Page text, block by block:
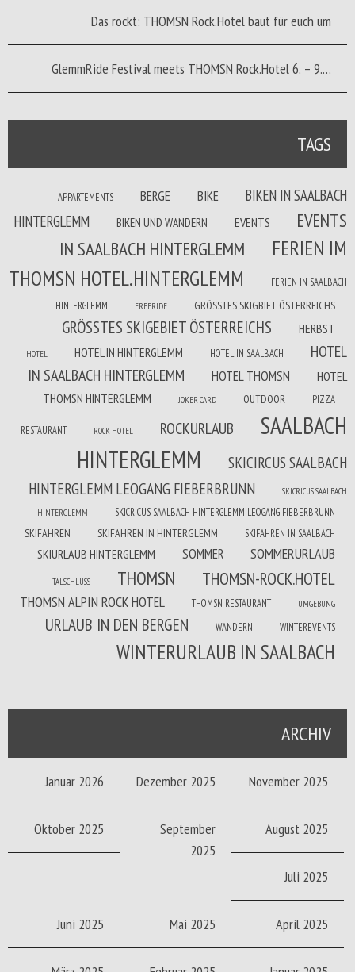
Das rockt: THOMSN Rock.Hotel baut für euch um
GlemmRide Festival meets THOMSN Rock.Hotel 6. – 9.…
TAGS
APPARTEMENTS BERGE BIKE
BIKEN IN SAALBACH
HINTERGLEMM
BIKEN UND WANDERN EVENTS
EVENTS
IN SAALBACH HINTERGLEMM
FERIEN IM
THOMSN HOTEL.HINTERGLEMM
FERIEN IN SAALBACH
HINTERGLEMM
FREERIDE GRÖSSTES SKIGBIET ÖSTERREICHS
GRÖSSTES SKIGEBIET ÖSTERREICHS HERBST
HOTEL HOTEL IN HINTERGLEMM HOTEL IN SAALBACH
HOTEL
IN SAALBACH HINTERGLEMM
HOTEL THOMSN
HOTEL
THOMSN HINTERGLEMM
JOKER CARD OUTDOOR PIZZA
RESTAURANT ROCK HOTEL ROCKURLAUB
SAALBACH
HINTERGLEMM
SKICIRCUS SAALBACH
HINTERGLEMM LEOGANG FIEBERBRUNN
SKICRICUS SAALBACH
HINTERGLEMM
SKICRICUS SAALBACH HINTERGLEMM LEOGANG FIEBERBRUNN
SKIFAHREN SKIFAHREN IN HINTERGLEMM SKIFAHREN IN SAALBACH
SKIURLAUB HINTERGLEMM SOMMER SOMMERURLAUB
TALSCHLUSS THOMSN THOMSN-ROCK.HOTEL
THOMSN ALPIN ROCK HOTEL THOMSN RESTAURANT UMGEBUNG
URLAUB IN DEN BERGEN WANDERN WINTEREVENTS
WINTERURLAUB IN SAALBACH
ARCHIV
Januar 2026 Dezember 2025 November 2025
Oktober 2025
September
2025
August 2025
Juli 2025
Juni 2025 Mai 2025 April 2025